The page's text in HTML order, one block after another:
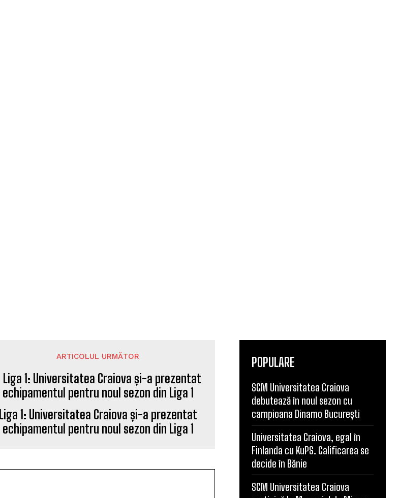
ARTICOLUL URMĂTOR
Liga 1: Universitatea Craiova și-a prezentat
echipamentul pentru noul sezon din Liga 1
POPULARE
SCM Universitatea Craiova
debutează în noul sezon cu
campioana Dinamo București
Universitatea Craiova, egal în
Finlanda cu KuPS. Calificarea se
decide în Bănie
SCM Universitatea Craiova